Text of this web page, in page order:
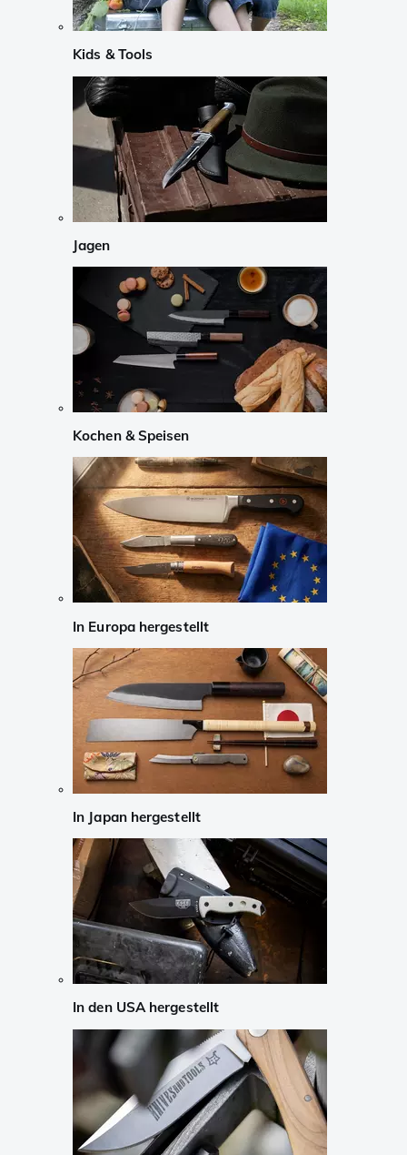
Kids & Tools
Jagen
Kochen & Speisen
In Europa hergestellt
In Japan hergestellt
In den USA hergestellt